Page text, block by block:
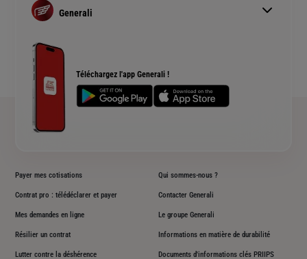
Téléchargez l'app Generali !
Assurance prêt immobilier
Complémentaire santé senior
Simulation assurance auto
Devis assurance habitation
Devis assurance chien ou chat
Generali
Rendements fonds euros Generali
Accessibilité sourds et malentendants
Plan du site
Payer mes cotisations
Contrat pro : télédéclarer et payer
Mes demandes en ligne
Résilier un contrat
Lutter contre la déshérence
Qui sommes-nous ?
Contacter Generali
Le groupe Generali
Informations en matière de durabilité
Documents d'informations clés PRIIPS